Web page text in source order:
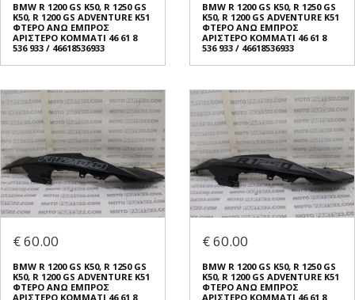
BMW R 1200 GS K50, R 1250 GS
K50, R 1200 GS ADVENTURE K51
ΦΤΕΡO ΑΝΩ ΕΜΠΡΟΣ
ΑΡΙΣΤΕΡΟ ΚΟΜΜΑΤΙ 46 61 8
536 933 / 46618536933
BMW R 1200 GS K50, R 1250 GS
K50, R 1200 GS ADVENTURE K51
ΦΤΕΡO ΑΝΩ ΕΜΠΡΟΣ
ΑΡΙΣΤΕΡΟ ΚΟΜΜΑΤΙ 46 61 8
536 933 / 46618536933
€ 60.00
BMW R 1200 GS K50, R 1250 GS
K50, R 1200 GS ADVENTURE K51
ΦΤΕΡO ΑΝΩ ΕΜΠΡΟΣ
ΑΡΙΣΤΕΡΟ ΚΟΜΜΑΤΙ 46 61 8
€ 60.00
BMW R 1200 GS K50, R 1250 GS
K50, R 1200 GS ADVENTURE K51
ΦΤΕΡO ΑΝΩ ΕΜΠΡΟΣ
ΑΡΙΣΤΕΡΟ ΚΟΜΜΑΤΙ 46 61 8